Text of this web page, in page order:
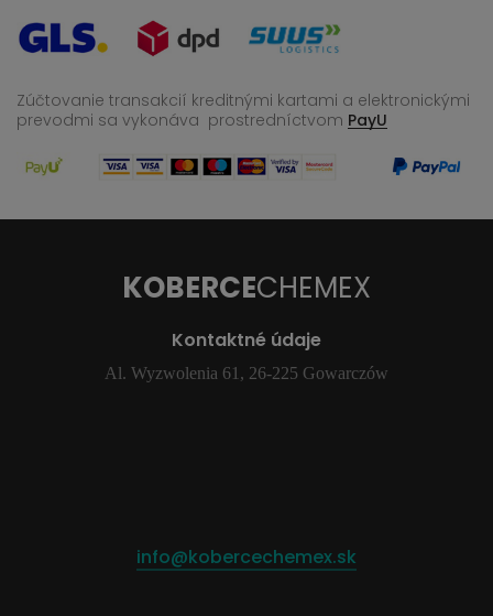
Zúčtovanie transakcií kreditnými kartami a elektronickými
prevodmi sa vykonáva prostredníctvom PayU
KOBERCECHEMEX
Kontaktné údaje
Al. Wyzwolenia 61, 26-225 Gowarczów
info@kobercechemex.sk